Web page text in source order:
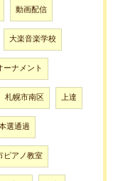
動画配信
大楽音楽学校
ーナメント
札幌市南区 上達
選通過
ピアノ教室